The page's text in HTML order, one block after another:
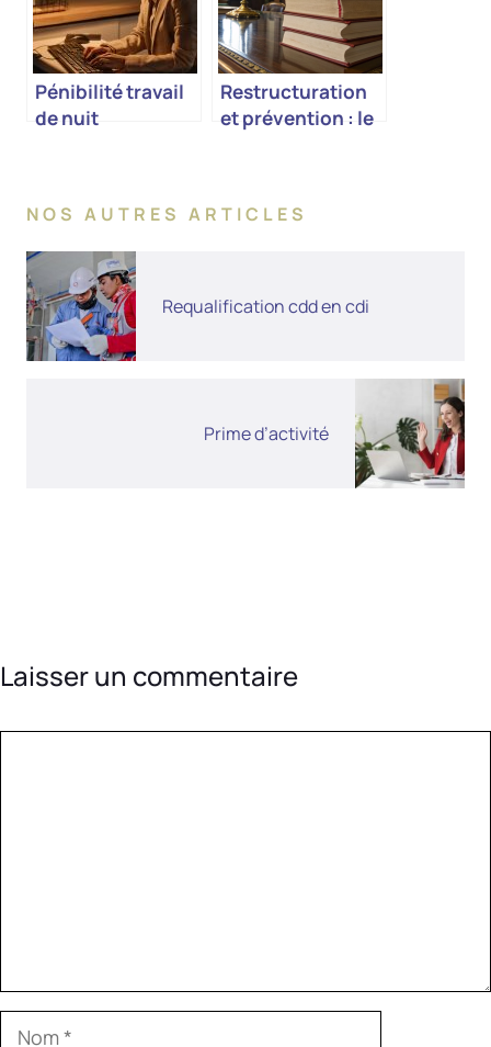
Pénibilité travail
de nuit
Restructuration
et prévention : le
droit des
NOS AUTRES ARTICLES
Requalification cdd en cdi
Prime d’activité
Laisser un commentaire
Nom